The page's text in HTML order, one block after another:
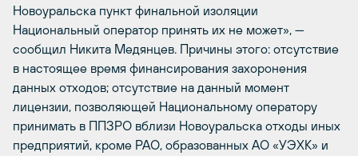
Новоуральска пункт финальной изоляции
Национальный оператор принять их не может», —
сообщил Никита Медянцев. Причины этого: отсутствие
в настоящее время финансирования захоронения
данных отходов; отсутствие на данный момент
лицензии, позволяющей Национальному оператору
принимать в ППЗРО вблизи Новоуральска отходы иных
предприятий, кроме РАО, образованных АО «УЭХК» и